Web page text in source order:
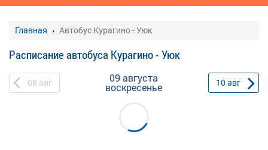
Главная Автобус Курагино - Уюк
Расписание автобуса Курагино - Уюк
08 авг 09 августа
воскресенье 10авг